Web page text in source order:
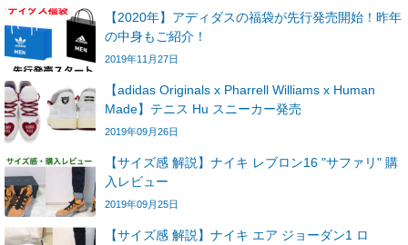
【2020年】アディダスの福袋が先行発売開始！昨年
の中身もご紹介！
2019年11月27日
【adidas Originals x Pharrell Williams x Human
Made】テニス Hu スニーカー発売
2019年09月26日
【サイズ感 解説】ナイキ レブロン16 "サファリ" 購
入レビュー
2019年09月25日
【サイズ感 解説】ナイキ エア ジョーダン1 ロ